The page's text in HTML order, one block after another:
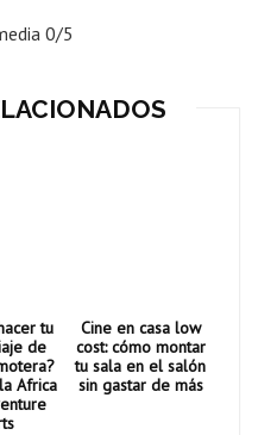
0/5
tu
de
Africa
Cine en casa low
cost: cómo montar
tu sala en el salón
sin gastar de más